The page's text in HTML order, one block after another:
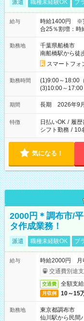
派遣 職種未経験OK ブ
給与
時給1400円 ※
合25％割増：時
勤務地
千葉県船橋市
南船橋駅から徒
スマートフォ
勤務時間
(1)9:00～18:00
(3)10:00～
期間 長期 2026年9
特徴 日払いOK / 履歴
シフト勤務 / 10
気になる！
2000円＊調布市/
タ作成業務！
派遣 職種未経験OK ブ
給与
時給2000円 月
交通費別途
交通費 全額支給
月収例 10～15
勤務地
東京都調布市
仙川駅から民間